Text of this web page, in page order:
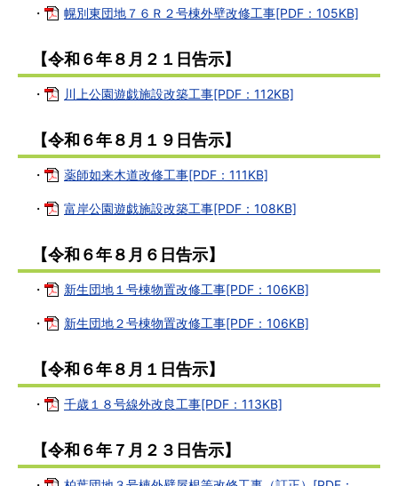
・ 幌別東団地７６Ｒ２号棟外壁改修工事[PDF：105KB]
【令和６年８月２１日告示】
・ 川上公園遊戯施設改築工事[PDF：112KB]
【令和６年８月１９日告示】
・ 薬師如来木道改修工事[PDF：111KB]
・ 富岸公園遊戯施設改築工事[PDF：108KB]
【令和６年８月６日告示】
・ 新生団地１号棟物置改修工事[PDF：106KB]
・ 新生団地２号棟物置改修工事[PDF：106KB]
【令和６年８月１日告示】
・ 千歳１８号線外改良工事[PDF：113KB]
【令和６年７月２３日告示】